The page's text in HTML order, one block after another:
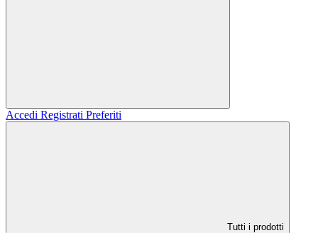
Accedi Registrati Preferiti
Tutti i prodotti